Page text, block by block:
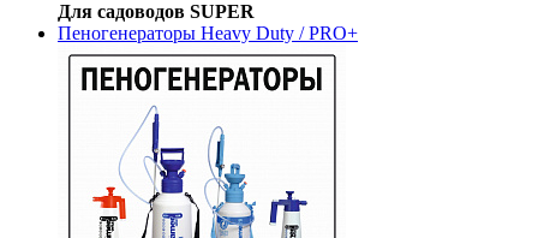
Для садоводов SUPER
Пеногенераторы Heavy Duty / PRO+